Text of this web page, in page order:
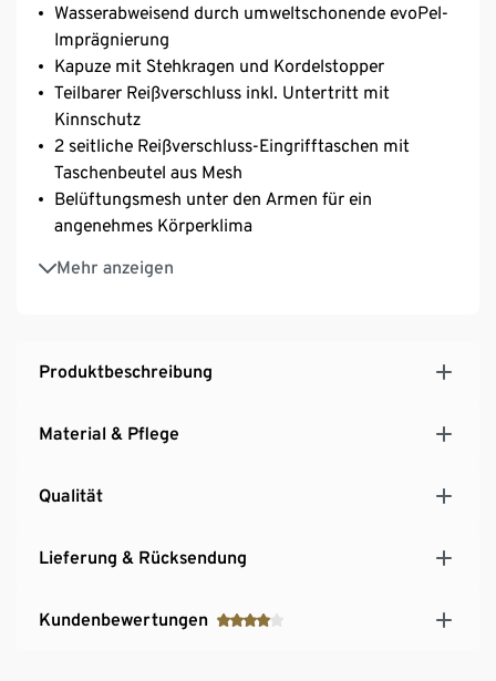
Wasserabweisend durch umweltschonende evoPel-
Imprägnierung
Kapuze mit Stehkragen und Kordelstopper
Teilbarer Reißverschluss inkl. Untertritt mit
Kinnschutz
2 seitliche Reißverschluss-Eingrifftaschen mit
Taschenbeutel aus Mesh
Belüftungsmesh unter den Armen für ein
angenehmes Körperklima
Mehr anzeigen
Nahtreißverschlusstasche am rechten Ärmel
Ärmelbündchen
Windabweisendes und atmungsaktives Material
Produktbeschreibung
Material & Pflege
Qualität
Lieferung & Rücksendung
Kundenbewertungen